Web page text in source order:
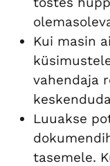
Kui masin
vahendaja
Luuakse
tasemele.